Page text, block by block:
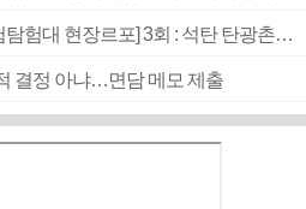
[2026 부산청소년극지체험탐험대 현장르포] 3회 : 석탄 탄광촌에서 북극 연구의 중심지로
결정 아냐…면담 메모 제출